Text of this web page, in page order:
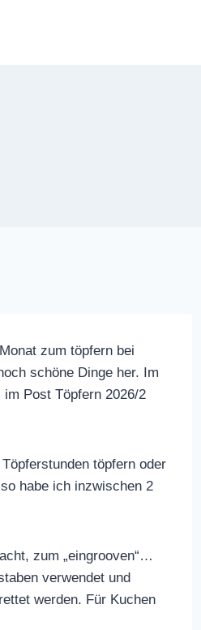
zum töpfern bei
schöne Dinge her. Im
Post Töpfern 2026/2
töpfern oder
habe ich inzwischen 2
zum „eingrooven“…
verwendet und
werden. Für Kuchen